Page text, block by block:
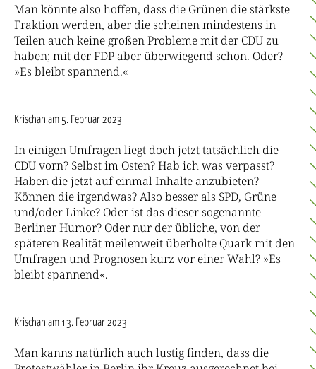
Man könnte also hoffen, dass die Grünen die stärkste
Fraktion werden, aber die scheinen mindestens in
Teilen auch keine großen Probleme mit der CDU zu
haben; mit der FDP aber überwiegend schon. Oder?
»Es bleibt spannend.«
Krischanam 5. Februar 2023
In einigen Umfragen liegt doch jetzt tatsächlich die
CDU vorn? Selbst im Osten? Hab ich was verpasst?
Haben die jetzt auf einmal Inhalte anzubieten?
Können die irgendwas? Also besser als SPD, Grüne
und/oder Linke? Oder ist das dieser sogenannte
Berliner Humor? Oder nur der übliche, von der
späteren Realität meilenweit überholte Quark mit den
Umfragen und Prognosen kurz vor einer Wahl? »Es
bleibt spannend«.
Krischanam 13. Februar 2023
Man kanns natürlich auch lustig finden, dass die